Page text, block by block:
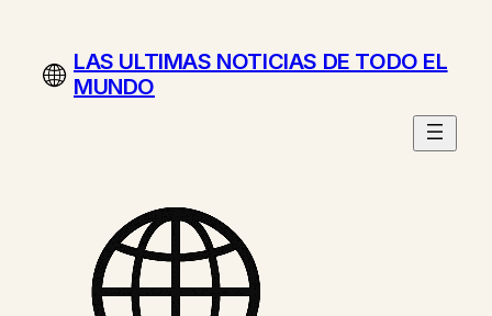
contenidoLAS ULTIMAS NOTICIAS DE TODO EL
MUNDO